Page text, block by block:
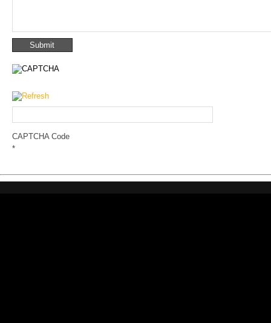
CAPTCHA Code
*